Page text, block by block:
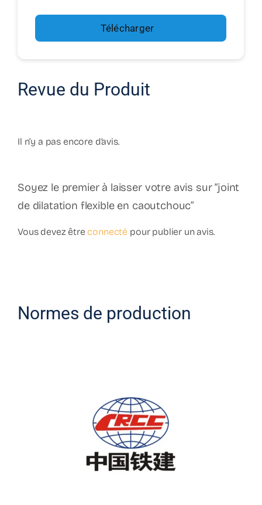
Télécharger
Revue du Produit
Il n’y a pas encore d’avis.
Soyez le premier à laisser votre avis sur “joint
de dilatation flexible en caoutchouc”
Vous devez être connecté pour publier un avis.
Normes de production